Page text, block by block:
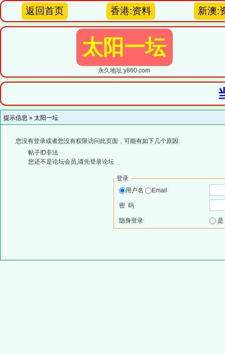
返回首页 香港:资料 新澳:
太阳一坛
永久地址:y860.com
提示信息 » 太阳一坛
您没有登录或者您没有权限访问此页面，可能有如下几个原因:
帖子ID非法
您还不是论坛会员,请先登录论坛
登录
用户名
Email
密 码
隐身登录